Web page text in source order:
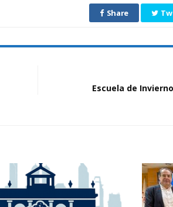
Share
Escuela de